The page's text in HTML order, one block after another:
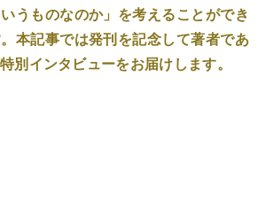
うものなのか」を考えることができ
本記事では発刊を記念して著者であ
別インタビューをお届けします。